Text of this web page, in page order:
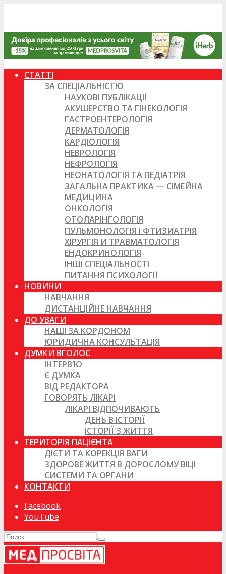
СТАТТІ
ЗА СПЕЦІАЛЬНІСТЮ
НАУКОВІ ПУБЛІКАЦІЇ
АКУШЕРСТВО ТА ГІНЕКОЛОГІЯ
ГАСТРОЕНТЕРОЛОГІЯ
ДЕРМАТОЛОГІЯ
КАРДІОЛОГІЯ
НЕВРОЛОГІЯ
НЕФРОЛОГІЯ
НЕОНАТОЛОГІЯ ТА ПЕДІАТРІЯ
ЗАГАЛЬНА ПРАКТИКА — СІМЕЙНА
МЕДИЦИНА
ОНКОЛОГІЯ
ОТОЛАРІНГОЛОГІЯ
ПУЛЬМОНОЛОГІЯ І ФТИЗИАТРІЯ
ХІРУРГІЯ И ТРАВМАТОЛОГІЯ
ЕНДОКРИНОЛОГІЯ
ІНШІ СПЕЦІАЛЬНОСТІ
ПИТАННЯ ПСИХОЛОГІЇ
НОВИНИ
НАВЧАННЯ
ДИСТАНЦІЙНЕ НАВЧАННЯ
ДО УВАГИ
НАШІ ЗА КОРДОНОМ
ЮРИДИЧНА КОНСУЛЬТАЦІЯ
ДУМКИ ВГОЛОС
ІНТЕРВ’Ю
Є ДУМКА
ВІД РЕДАКТОРА
ГОВОРЯТЬ ЛІКАРІ
ЛІКАРІ ВІДПОЧИВАЮТЬ
ДЕНЬ В ІСТОРІЇ
ІСТОРІЇ З ЖИТТЯ
ТЕРИТОРІЯ ПАЦІЄНТА
ДІЄТИ ТА КОРЕКЦІЯ ВАГИ
ЗДОРОВЕ ЖИТТЯ В ДОРОСЛОМУ ВІЦІ
СИСТЕМИ ТА ОРГАНИ
КОНТАКТИ
Facebook
YouTube